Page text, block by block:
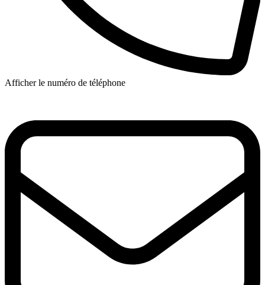
Afficher le numéro de téléphone